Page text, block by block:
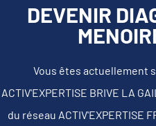
DEVENIR
Vous êtes actuellement
ACTIV'EXPERTISE BRIVE LA
du réseau ACTIV'EXPERTISE